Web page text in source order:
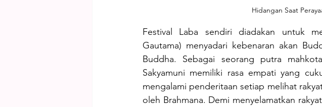
Hidangan Saat
Festival Laba sendiri diadakan untuk
Gautama) menyadari kebenaran akan
Buddha. Sebagai seorang putra
Sakyamuni memiliki rasa empati yang
mengalami penderitaan setiap melihat
oleh Brahmana. Demi menyelamatkan